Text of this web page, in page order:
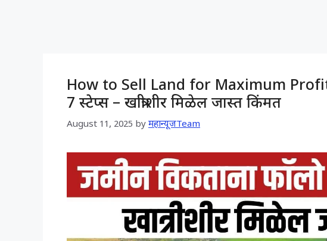
How to Sell Land for Maximum Profit:
7 स्टेप्स – खात्रीशीर मिळेल जास्त किंमत
August 11, 2025 by महान्यूजTeam